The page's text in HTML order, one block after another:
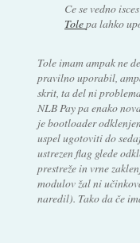
Ce se vedno
Tolepa lahko
Tole imam ampak ne
pravilno uporabil,
skrit, ta del ni
NLB Pay pa enako
je bootloader
uspel ugotoviti do
ustrezen flag glede
prestreže in vrne
modulov žal ni
naredil). Tako da če